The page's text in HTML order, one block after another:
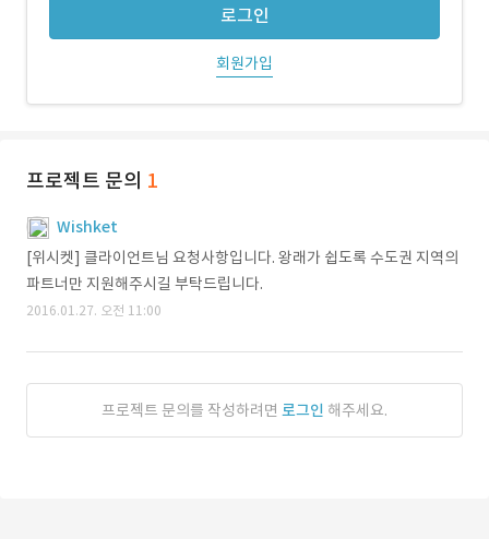
로그인
회원가입
프로젝트 문의 1
Wishket
[위시켓] 클라이언트님 요청사항입니다. 왕래가 쉽도록 수도권 지역의
파트너만 지원해주시길 부탁드립니다.
2016.01.27. 오전 11:00
프로젝트 문의를 작성하려면 로그인 해주세요.